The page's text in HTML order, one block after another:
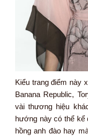
Kiểu trang điểm này
Banana Republic,
vài thương hiệu
hướng này có thể kể
hồng anh đào hay